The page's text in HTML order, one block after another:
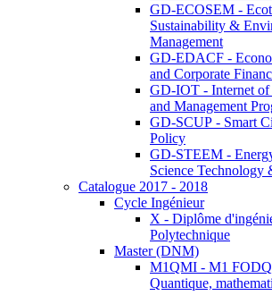
GD-ECOSEM -
Sustainability &
Management
GD-EDACF -
and Corporate
GD-IOT - Internet
and Management
GD-SCUP - Smart
Policy
GD-STEEM -
Science Technology
Catalogue 2017 - 2018
Cycle Ingénieur
X - Diplôme
Polytechnique
Master (DNM)
M1QMI - M1
Quantique,